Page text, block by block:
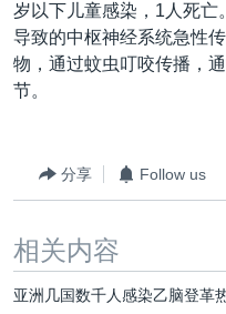
美国之音专访
重要讲话与声明
台海两岸关系
关注西藏
GEN Z 看美国
岁以下儿童感染，1人死亡
导致的中枢神经系统急性
物，通过蚊虫叮咬传播，
节。
分享 Follow us
相关内容
亚洲几国数千人感染乙脑登革